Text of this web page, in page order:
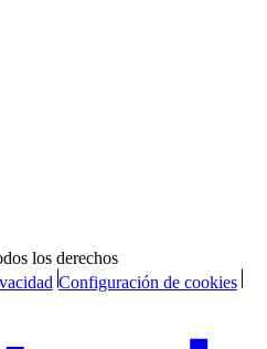
los derechos
Configuración de cookies